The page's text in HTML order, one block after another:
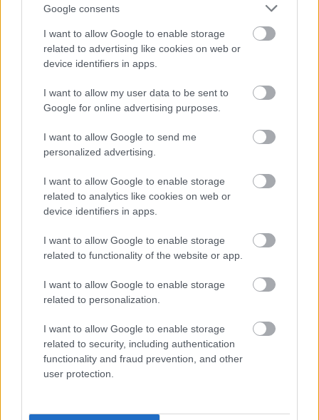
Google consents
I want to allow Google to enable storage
related to advertising like cookies on web or
device identifiers in apps.
I want to allow my user data to be sent to
Google for online advertising purposes.
I want to allow Google to send me
personalized advertising.
I want to allow Google to enable storage
related to analytics like cookies on web or
device identifiers in apps.
I want to allow Google to enable storage
related to functionality of the website or app.
I want to allow Google to enable storage
related to personalization.
I want to allow Google to enable storage
related to security, including authentication
functionality and fraud prevention, and other
user protection.
ΑΣΕΠ - Μόνιμες προσλήψεις στη
Δημοτική Αστυνομία: Νέα οριστικά
αποτελέσματα
Τουρισμός για όλους 2026: Άνοιξαν οι
Βόμβα μετρό ΕΛΑΣ Αστυνομία
Κοινωνία